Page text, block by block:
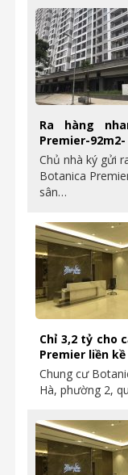
Ra hàng
Premier-
Chủ nhà ký gửi
Botanica
sân…
Chỉ 3,2 tỷ cho
Premier liền
Chung cư
Hà, phường 2,